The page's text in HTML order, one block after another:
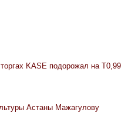
KASE подорожал на Т0,99
Астаны Мажагулову